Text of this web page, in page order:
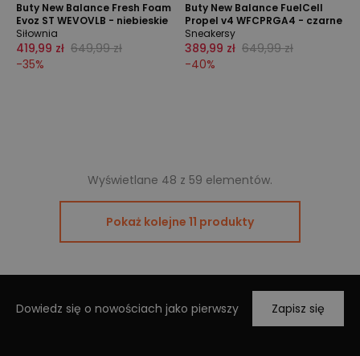
Buty New Balance Fresh Foam
Evoz ST WEVOVLB - niebieskie
Siłownia
419,99 zł 649,99 zł
-35%
Buty New Balance FuelCell
Propel v4 WFCPRGA4 - czarne
Sneakersy
389,99 zł 649,99 zł
-40%
Wyświetlane 48 z 59 elementów.
Pokaż kolejne 11 produkty
Dowiedz się o nowościach jako pierwszy Zapisz się